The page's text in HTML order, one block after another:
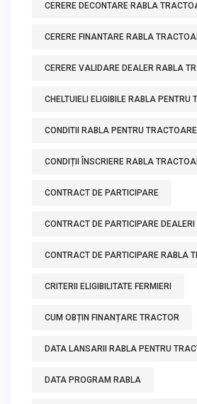
CERERE DECONTARE RABLA
CERERE FINANTARE RABLA
CERERE VALIDARE DEALER RABLA
CHELTUIELI ELIGIBILE RABLA PENTRU
CONDITII RABLA PENTRU TRACTOARE
CONDIȚII ÎNSCRIERE RABLA
CONTRACT DE PARTICIPARE
CONTRACT DE PARTICIPARE DEALERI
CONTRACT DE PARTICIPARE RABLA
CRITERII ELIGIBILITATE FERMIERI
CUM OBȚIN FINANȚARE TRACTOR
DATA LANSARII RABLA PENTRU
DATA PROGRAM RABLA